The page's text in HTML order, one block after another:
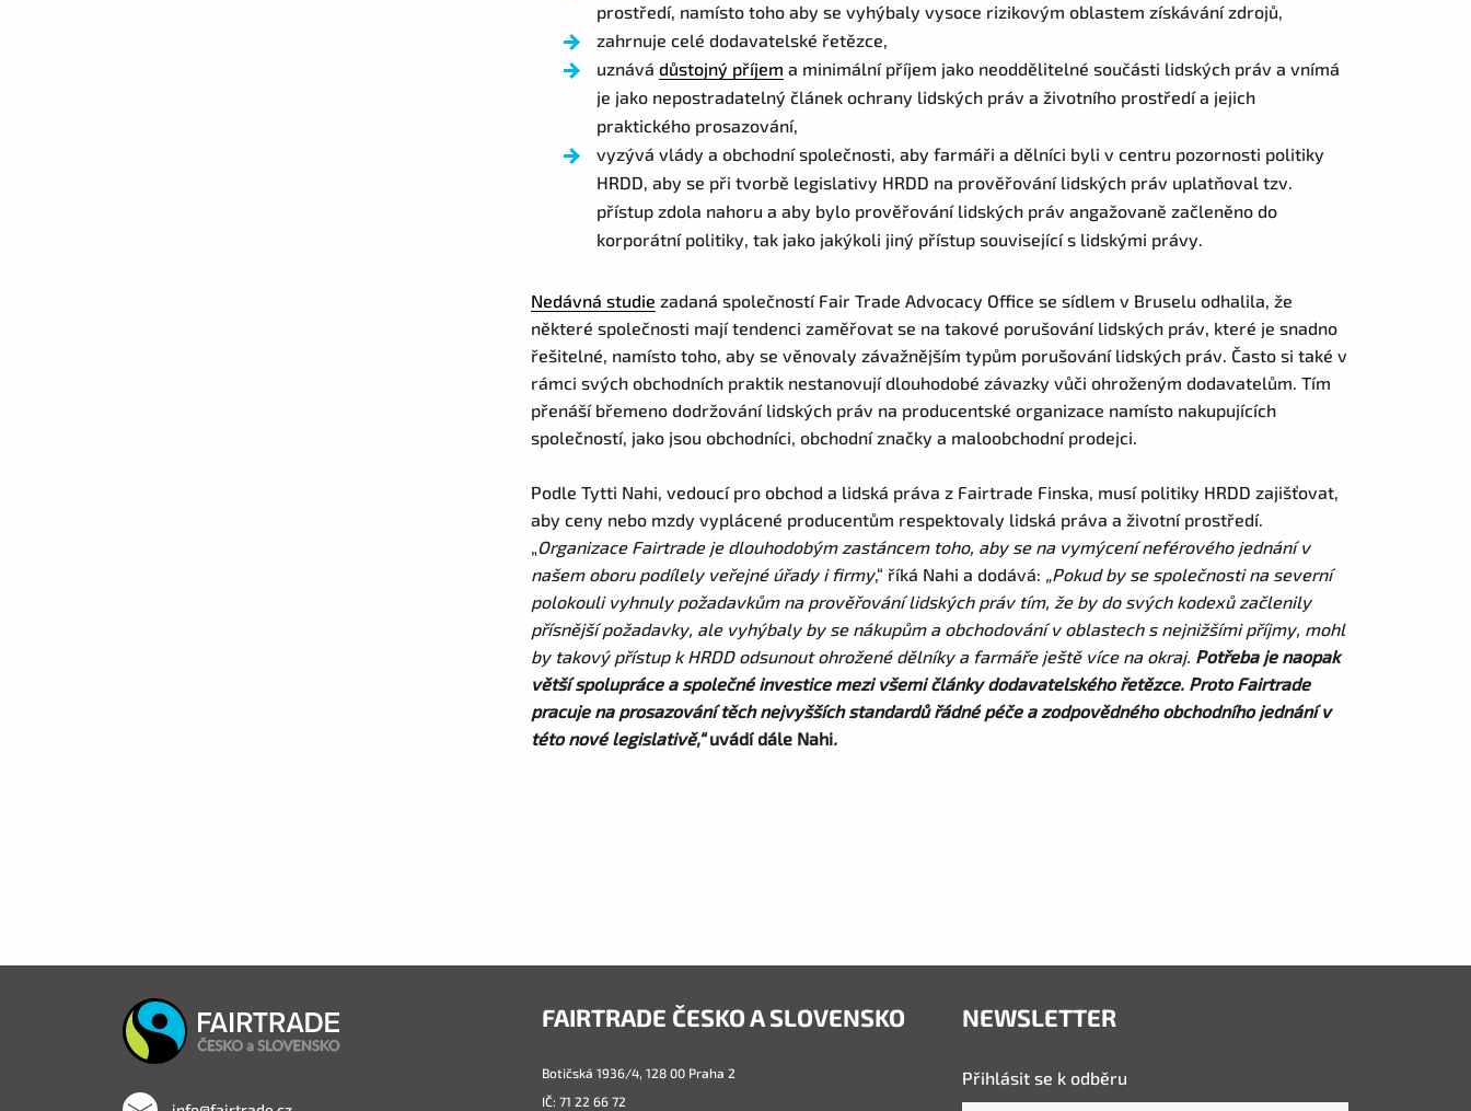
prostředí, namísto toho aby se vyhýbaly vysoce rizikovým oblastem získávání zdrojů,
zahrnuje celé dodavatelské řetězce,
uznávádůstojný příjem a minimální příjem jako neoddělitelné součásti lidských práv a vnímá
je jako nepostradatelný článek ochrany lidských práv a životního prostředí a jejich
praktického prosazování,
vyzývá vlády a obchodní společnosti, aby farmáři a dělníci byli v centru pozornosti politiky
HRDD, aby se při tvorbě legislativy HRDD na prověřování lidských práv uplatňoval tzv.
přístup zdola nahoru a aby bylo prověřování lidských práv angažovaně začleněno do
korporátní politiky, tak jako jakýkoli jiný přístup související s lidskými právy.
Nedávná studie zadaná společností Fair Trade Advocacy Office se sídlem v Bruselu odhalila, že
některé společnosti mají tendenci zaměřovat se na takové porušování lidských práv, které je snadno
řešitelné, namísto toho, aby se věnovaly závažnějším typům porušování lidských práv. Často si také v
rámci svých obchodních praktik nestanovují dlouhodobé závazky vůči ohroženým dodavatelům. Tím
přenáší břemeno dodržování lidských práv na producentské organizace namísto nakupujících
společností, jako jsou obchodníci, obchodní značky a maloobchodní prodejci.
Podle Tytti Nahi, vedoucí pro obchod a lidská práva z Fairtrade Finska, musí politiky HRDD zajišťovat,
aby ceny nebo mzdy vyplácené producentům respektovaly lidská práva a životní prostředí.
„Organizace Fairtrade je dlouhodobým zastáncem toho, aby se na vymýcení neférového jednání v
našem oboru podílely veřejné úřady i firmy,“ říká Nahi a dodává: „Pokud by se společnosti na severní
polokouli vyhnuly požadavkům na prověřování lidských práv tím, že by do svých kodexů začlenily
přísnější požadavky, ale vyhýbaly by se nákupům a obchodování v oblastech s nejnižšími příjmy, mohl
by takový přístup k HRDD odsunout ohrožené dělníky a farmáře ještě více na okraj. Potřeba je naopak
větší spolupráce a společné investice mezi všemi články dodavatelského řetězce. Proto Fairtrade
pracuje na prosazování těch nejvyšších standardů řádné péče a zodpovědného obchodního jednání v
této nové legislativě,“uvádí dále Nahi.
FAIRTRADE ČESKO A SLOVENSKO
Botičská 1936/4, 128 00 Praha 2
IČ: 71 22 66 72
NEWSLETTER
Přihlásit se k odběru